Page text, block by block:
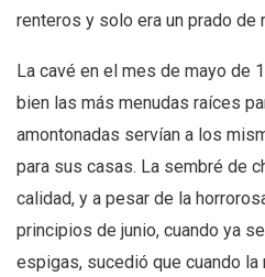
renteros y solo era un prado de
La cavé en el mes de mayo de
bien las más menudas raíces
amontonadas servían a los
para sus casas. La sembré de
calidad, y a pesar de la
principios de junio, cuando ya
espigas, sucedió que cuando